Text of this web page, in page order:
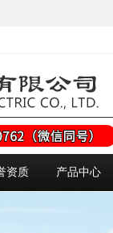
资质 产品中心